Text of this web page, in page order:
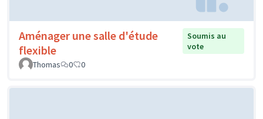
Aménager une salle d'étude
flexible
Soumis au
vote
Thomas
0 0